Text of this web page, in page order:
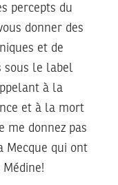
percepts du
donner des
et de
sous le label
à la
et à la mort
me donnez pas
Mecque qui ont